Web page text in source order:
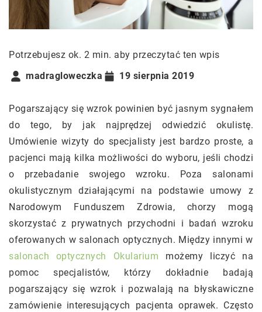
Potrzebujesz ok. 2 min. aby przeczytać ten wpis
madragloweczka
19 sierpnia 2019
Pogarszający się wzrok powinien być jasnym sygnałem
do tego, by jak najprędzej odwiedzić okulistę.
Umówienie wizyty do specjalisty jest bardzo proste, a
pacjenci mają kilka możliwości do wyboru, jeśli chodzi
o przebadanie swojego wzroku. Poza salonami
okulistycznym działającymi na podstawie umowy z
Narodowym Funduszem Zdrowia, chorzy mogą
skorzystać z prywatnych przychodni i badań wzroku
oferowanych w salonach optycznych. Między innymi w
salonach optycznych Okularium możemy liczyć na
pomoc specjalistów, którzy dokładnie badają
pogarszający się wzrok i pozwalają na błyskawiczne
zamówienie interesujących pacjenta oprawek. Często